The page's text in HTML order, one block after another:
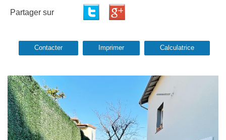
Partager sur
Contacter Imprimer Calculatrice